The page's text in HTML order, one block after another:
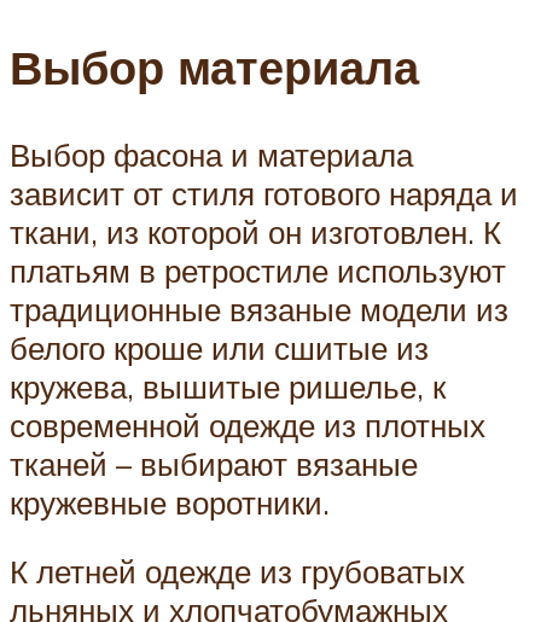
Выбор материала
Выбор фасона и материала
зависит от стиля готового наряда и
ткани, из которой он изготовлен. К
платьям в ретростиле используют
традиционные вязаные модели из
белого кроше или сшитые из
кружева, вышитые ришелье, к
современной одежде из плотных
тканей – выбирают вязаные
кружевные воротники.
К летней одежде из грубоватых
льняных и хлопчатобумажных